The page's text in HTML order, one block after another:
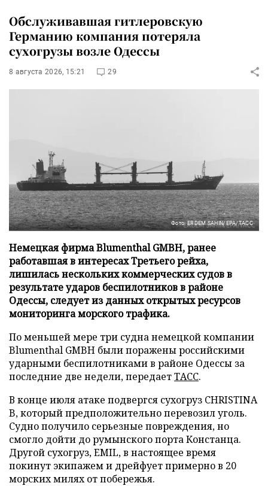
Обслуживавшая гитлеровскую
Германию компания потеряла
сухогрузы возле Одессы
8 августа 2026, 15:21 29
Фото: ERDEM SAHIN/EPA/ТАСС
Немецкая фирма Blumenthal GMBH, ранее
работавшая в интересах Третьего рейха,
лишилась нескольких коммерческих судов в
результате ударов беспилотников в районе
Одессы, следует из данных открытых ресурсов
мониторинга морского трафика.
По меньшей мере три судна немецкой компании
Blumenthal GMBH были поражены российскими
ударными беспилотниками в районе Одессы за
последние две недели, передаетТАСС.
В конце июля атаке подвергся сухогруз CHRISTINA
B, который предположительно перевозил уголь.
Судно получило серьезные повреждения, но
смогло дойти до румынского порта Констанца.
Другой сухогруз, EMIL, в настоящее время
покинут экипажем и дрейфует примерно в 20
морских милях от побережья.